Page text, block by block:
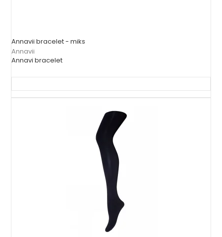
Annavii bracelet - miks
Annavii
Annavi bracelet